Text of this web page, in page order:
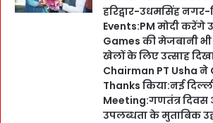
हरिद्वार-उधमसिंह नगर-
Events:PM मोदी करेंगे
Games की मेजबानी
खेलों के लिए उत्साह
Chairman PT Usha ने
Thanks किया:नई
Meeting:गणतंत्र दिवस
उपलब्धता के मुताबिक